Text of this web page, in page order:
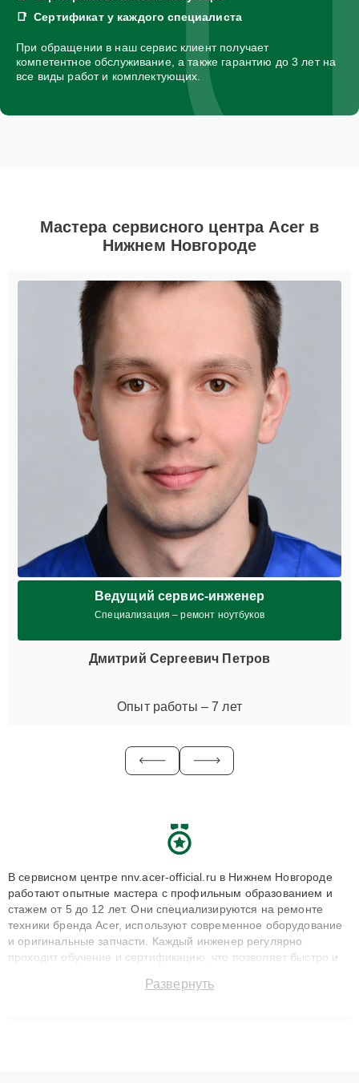
Сертификат у каждого специалиста
При обращении в наш сервис клиент получает
компетентное обслуживание, а также гарантию до 3 лет на
все виды работ и комплектующих.
Мастера сервисного центра Acer в
Нижнем Новгороде
Ведущий сервис-инженер
Специализация – ремонт ноутбуков
Дмитрий Сергеевич Петров
Опыт работы – 7 лет
В сервисном центре nnv.acer-official.ru в Нижнем Новгороде
работают опытные мастера с профильным образованием и
стажем от 5 до 12 лет. Они специализируются на ремонте
техники бренда Acer, используют современное оборудование
и оригинальные запчасти. Каждый инженер регулярно
проходит обучение и сертификацию, что позволяет быстро и
сохранением гарантии до 3 лет. Наши мастера решают
Развернуть